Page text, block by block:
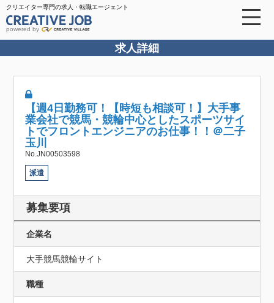
クリエイター専門の求人・転職エージェント
powered by
求人詳細
【週4日勤務可！【時短も相談可！】大手事
業会社で競馬・競輪中心としたスポーツサイ
トでフロントエンジニアのお仕事！！＠二子
玉川
No.JN00503598
派遣
募集要項
企業名
大手競馬競輪サイト
職種